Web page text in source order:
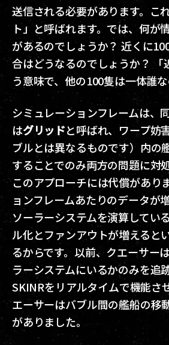
送信される必要があります。こ
ト」と呼ばれます。では、何が
があるのでしょうか？ 近くに
合はどうなるのでしょうか？ 「
う意味で、他の100隻は一体誰
シミュレーションフレームは、
はグリッドと呼ばれ、ワープ妨
ブルとは異なるものです）内の
することでのみ両方の問題に対
このアプローチには代償があり
ョンフレームあたりのデータが
ソーラーシステムを演算してい
ル化とファンアウトが増えると
るからです。以前、クエーサー
ラーシステムにいるかのみを追
SKINRをリアルタイムで機能さ
エーサーはバブル間の艦船の移
がありました。